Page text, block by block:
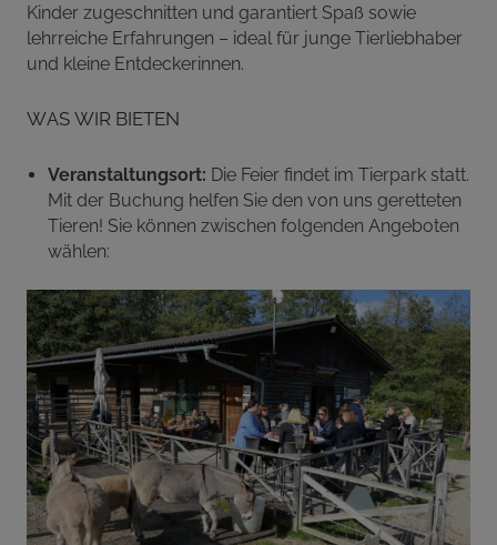
Kinder zugeschnitten und garantiert Spaß sowie
lehrreiche Erfahrungen – ideal für junge Tierliebhaber
und kleine Entdeckerinnen.
Was wir bieten
Veranstaltungsort: Die Feier findet im Tierpark statt.
Mit der Buchung helfen Sie den von uns geretteten
Tieren! Sie können zwischen folgenden Angeboten
wählen: